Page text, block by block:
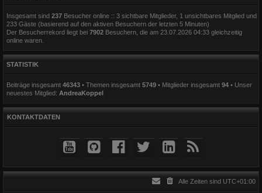
Insgesamt sind 237 Besucher online :: 3 sichtbare Mitglieder, 1 unsichtbares Mitglied und
233 Gäste (basierend auf den aktiven Besuchern der letzten 5 Minuten)
Der Besucherrekord liegt bei 7902 Besuchern, die am 23.07.2026 04:33 gleichzeitig
online waren.
STATISTIK
Beiträge insgesamt 46343 • Themen insgesamt 5749 • Mitglieder insgesamt 94 • Unser
neuestes Mitglied: AndreaKoppel
KONTAKTDATEN
Alle Zeiten sind UTC+01:00